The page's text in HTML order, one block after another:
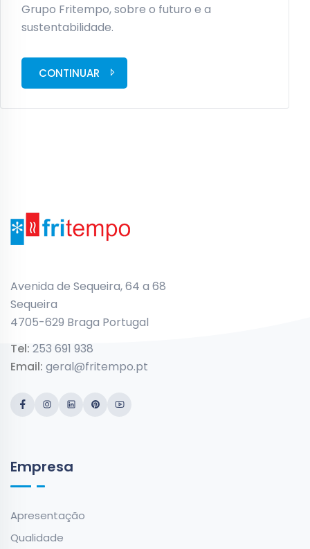
Grupo Fritempo, sobre o futuro e a
sustentabilidade.
CONTINUAR
Avenida de Sequeira, 64 a 68
Sequeira
4705-629 Braga Portugal
Tel: 253 691 938
Email: geral@fritempo.pt
Empresa
Apresentação
Qualidade